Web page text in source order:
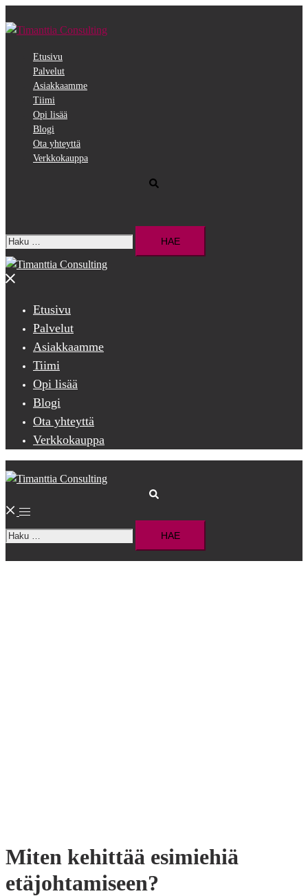
pääsisältöön
Etusivu
Palvelut
Asiakkaamme
Tiimi
Opi lisää
Blogi
Ota yhteyttä
Verkkokauppa
Haku:
Close
Etusivu
Palvelut
Asiakkaamme
Tiimi
Opi lisää
Blogi
Ota yhteyttä
Verkkokauppa
Toggle
menu
Haku:
Miten kehittää esimiehiä
etäjohtamiseen?